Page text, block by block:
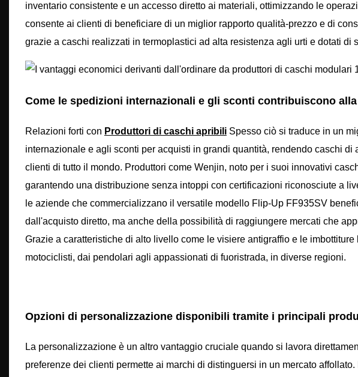
inventario consistente e un accesso diretto ai materiali, ottimizzando le
consente ai clienti di beneficiare di un miglior rapporto qualità-prezzo e di
grazie a caschi realizzati in termoplastici ad alta resistenza agli urti e dotati di
Come le spedizioni internazionali e gli sconti contribuiscono
Relazioni forti con Produttori di caschi apribiliSpesso ciò si traduce in un
internazionale e agli sconti per acquisti in grandi quantità, rendendo caschi
clienti di tutto il mondo. Produttori come Wenjin, noto per i suoi innovativi
garantendo una distribuzione senza intoppi con certificazioni riconosciute a
le aziende che commercializzano il versatile modello Flip-Up FF935SV
dall'acquisto diretto, ma anche della possibilità di raggiungere mercati che
Grazie a caratteristiche di alto livello come le visiere antigraffio e le
motociclisti, dai pendolari agli appassionati di fuoristrada, in diverse regioni.
Opzioni di personalizzazione disponibili tramite i principali
La personalizzazione è un altro vantaggio cruciale quando si lavora
preferenze dei clienti permette ai marchi di distinguersi in un mercato